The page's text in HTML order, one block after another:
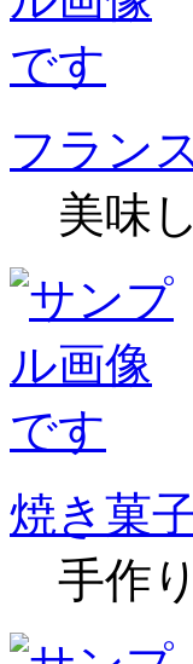
フラン
美味
焼き菓
手作